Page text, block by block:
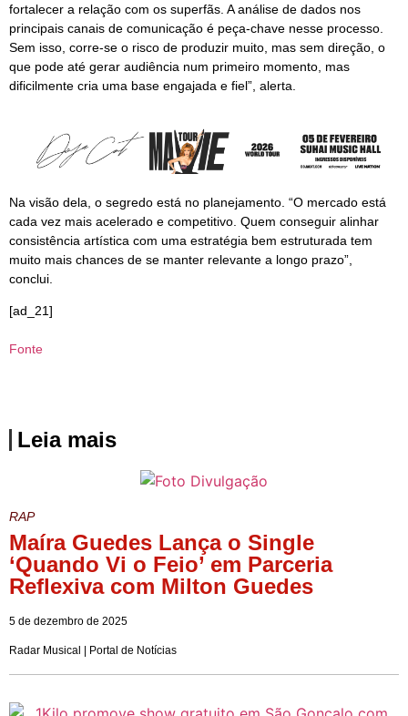
fortalecer a relação com os superfãs. A análise de dados nos
principais canais de comunicação é peça-chave nesse processo.
Sem isso, corre-se o risco de produzir muito, mas sem direção, o
que pode até gerar audiência num primeiro momento, mas
dificilmente cria uma base engajada e fiel”, alerta.
Na visão dela, o segredo está no planejamento. “O mercado está
cada vez mais acelerado e competitivo. Quem conseguir alinhar
consistência artística com uma estratégia bem estruturada tem
muito mais chances de se manter relevante a longo prazo”,
conclui.
[ad_21]
Fonte
Leia mais
RAP
Maíra Guedes Lança o Single
‘Quando Vi o Feio’ em Parceria
Reflexiva com Milton Guedes
5 de dezembro de 2025
Radar Musical | Portal de Notícias